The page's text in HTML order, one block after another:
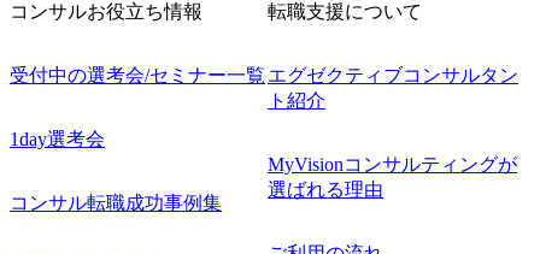
コンサルお役立ち情報
受付中の選考会/セミナー一覧
1day選考会
コンサル転職成功事例集
転職支援について
エグゼクティブコンサルタン
ト紹介
MyVisionコンサルティングが
選ばれる理由